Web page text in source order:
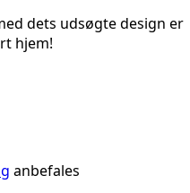
dets udsøgte design er
hjem!
anbefales